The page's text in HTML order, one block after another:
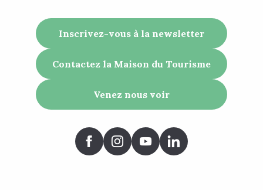
Inscrivez-vous à la newsletter
Contactez la Maison du Tourisme
Venez nous voir